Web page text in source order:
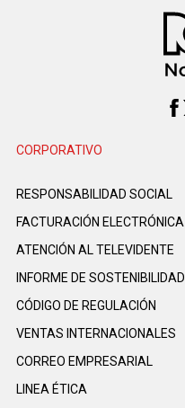
CORPORATIVO
RESPONSABILIDAD SOCIAL
FACTURACIÓN ELECTRÓNICA
ATENCIÓN AL TELEVIDENTE
INFORME DE SOSTENIBILIDAD
CÓDIGO DE REGULACIÓN
VENTAS INTERNACIONALES
CORREO EMPRESARIAL
LINEA ÉTICA